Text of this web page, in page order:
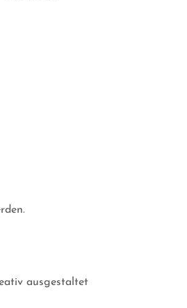
ausgestaltet